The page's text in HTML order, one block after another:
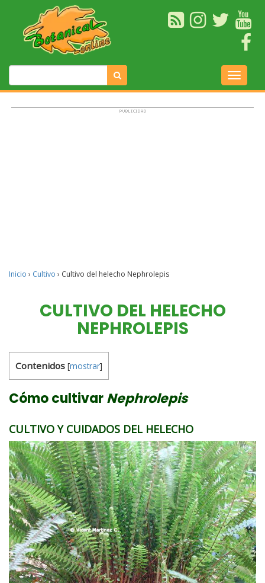
Inicio › Cultivo › Cultivo del helecho Nephrolepis
CULTIVO DEL HELECHO
NEPHROLEPIS
Contenidos [mostrar]
Cómo cultivarNephrolepis
CULTIVO Y CUIDADOS DEL HELECHO